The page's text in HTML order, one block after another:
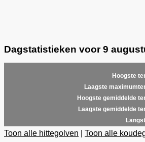
Dagstatistieken voor 9
Hoogste
Laagste
Hoogste gemiddelde
Laagste gemiddelde
Toon alle hittegolven
Toon alle